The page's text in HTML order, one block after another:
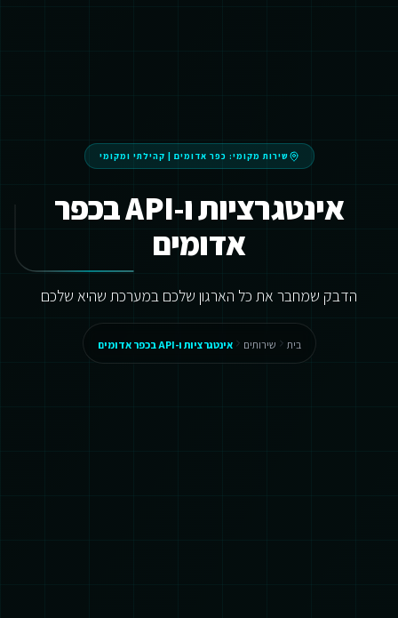
שירות מקומי: כפר אדומים | קהילתי ומקומי
אינטגרציות ו-API בכפר
אדומים
הדבק שמחבר את כל הארגון שלכם במערכת שהיא שלכם
בית שירותים אינטגרציות ו-API בכפר אדומים